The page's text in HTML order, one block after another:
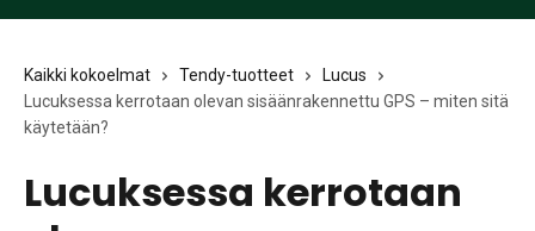
Kaikki kokoelmat Tendy-tuotteet
Lucus
Lucuksessa kerrotaan olevan sisäänrakennettu GPS – miten sitä
käytetään?
Lucuksessa kerrotaan